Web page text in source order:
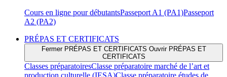
Cours en ligne pour débutantsPasseport A1 (PA1)Passeport
A2 (PA2)
PRÉPAS ET CERTIFICATS
Fermer PRÉPAS ET CERTIFICATS Ouvrir PRÉPAS ET
CERTIFICATS
Classes préparatoiresClasse préparatoire marché de l’art et
production culturelle (IESA)Classe préparatoire études de